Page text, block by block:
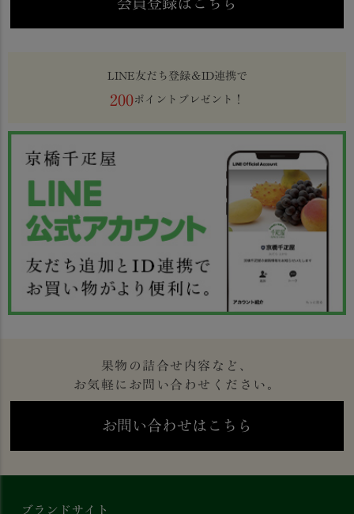
LINE友だち登録＆ID連携で
200ポイントプレゼント！
果物の詰合せ内容など、
お気軽にお問い合わせください。
お問い合わせはこちら
ブランドサイト